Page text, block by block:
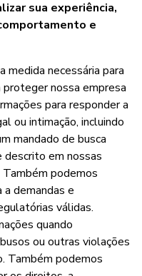
sua experiência,
e
medida necessária para
nossa empresa
para responder a
ou intimação, incluindo
mandado de busca
em nossas
podemos
demandas e
válidas.
quando
ou outras violações
Também podemos